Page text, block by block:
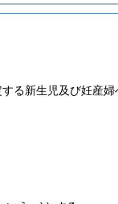
る新生児及び妊産